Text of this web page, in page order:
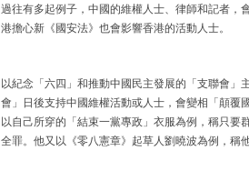
過往有多起例子，中國的維權人士、律師和記者，
港擔心新《國安法》也會影響香港的活動人士。
以紀念「六四」和推動中國民主發展的「支聯會
會」日後支持中國維權活動或人士，會變相「顛覆
以自己所穿的「結束一黨專政」衣服為例，稱只
全罪。他又以《零八憲章》起草人劉曉波為例，稱